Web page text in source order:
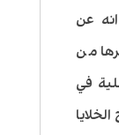
انه عن
من
في